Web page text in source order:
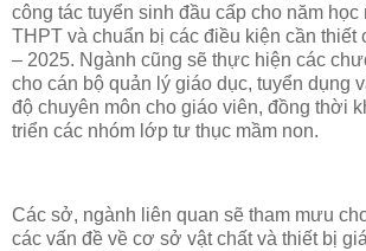
công tác tuyển sinh đầu cấp cho năm
THPT và chuẩn bị các điều kiện cần thiết
– 2025. Ngành cũng sẽ thực hiện các
cho cán bộ quản lý giáo dục, tuyển dụng
độ chuyên môn cho giáo viên, đồng thời
triển các nhóm lớp tư thục mầm non.
Các sở, ngành liên quan sẽ tham mưu
các vấn đề về cơ sở vật chất và thiết bị